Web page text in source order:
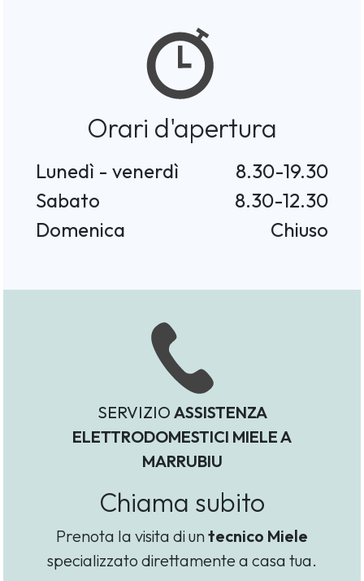
Orari d'apertura
Lunedì - venerdì
8.30-19.30
Sabato
8.30-12.30
Domenica
Chiuso
SERVIZIO ASSISTENZA
ELETTRODOMESTICI MIELE A
MARRUBIU
Chiama subito
Prenota la visita di untecnico Miele
specializzato direttamente a casa tua.